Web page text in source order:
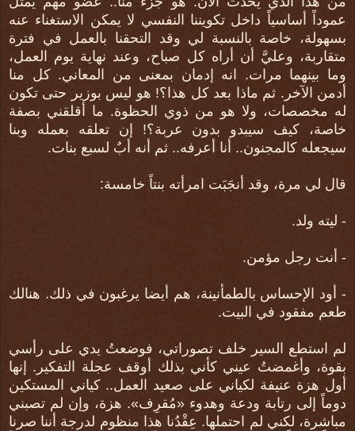
عموداً أساسياً داخل تكويننا النفسي لا يمكن الاستغناء عنه
بسهولة، خاصة بالنسبة لي وقد التحقنا بالعمل في فترة
متقاربة، وعليَّ أن أراه كل صباح، وعند نهاية يوم العمل،
وما بينهما مرات. انه إدمان بمعنى من المعاني. كل منا
أدمن الآخر. ثم ماذا بعد كل هذا؟! هو ليس بوزير حتى تكون
له مخصصات، ولا هو من ذوي الحظوة. ما أقلقني بصفة
خاصة، كيف سيبدو بدون عربة؟! إن تعلقه بعمله وبنا
سيجعله كالمجنون.. أنا أعرفه.. ثم أنه أبٌ لسبع بنات.
قال لي مرة، وقد أنجَبَت امرأته بنتاً خامسة:
- ليته ولد.
- أنت رجل مؤمن.
- أود الإحساس بالطمأنينة، هم أيضا يرغبون في ذلك. هنالك
طعم مفقود في البيت.
لم استطع السير خلف تصوراتي، فوضعتُ يدي على رأسي
بقوة، وأغمضتُ عيني كأني بذلك أوقف عجلة التفكير. إنها
أول هزة عنيفة لكياني على صعيد العمل.. كياني المستكين
دوماً إلى رتابة ودعة وهدوء «مُقرِف». هزة، وإن لم تصبني
مباشرة، لكني لم احتملها. عِقْدُنا هذا منظوم لدرجة أننا صرنا